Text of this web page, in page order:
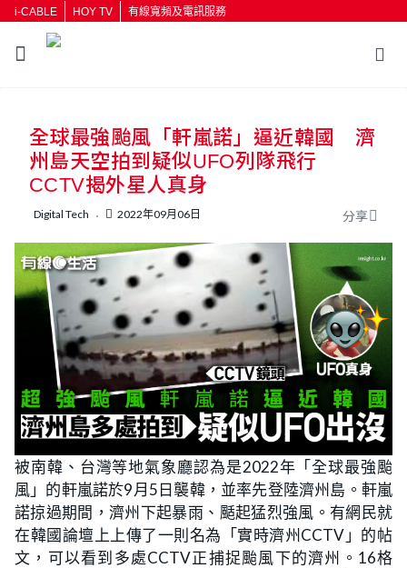
i-CABLE HOY TV 有線寬頻及電訊服務
按輸入鍵開始搜尋
全球最強颱風「軒嵐諾」逼近韓國 濟
州島天空拍到疑似UFO列隊飛行
CCTV揭外星人真身
Digital Tech 2022年09月06日 分享
被南韓、台灣等地氣象廳認為是2022年「全球最強颱
風」的軒嵐諾於9月5日襲韓，並率先登陸濟州島。軒嵐
諾掠過期間，濟州下起暴雨、颳起猛烈強風。有網民就
在韓國論壇上上傳了一則名為「實時濟州CCTV」的帖
文，可以看到多處CCTV正捕捉颱風下的濟州。16格